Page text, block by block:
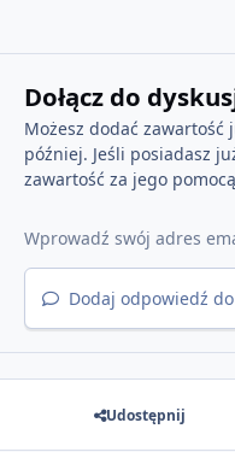
Dołącz do
Możesz dodać zawartość
później. Jeśli posiadasz
zawartość za jego
Dodaj odpowiedź
Udostępnij